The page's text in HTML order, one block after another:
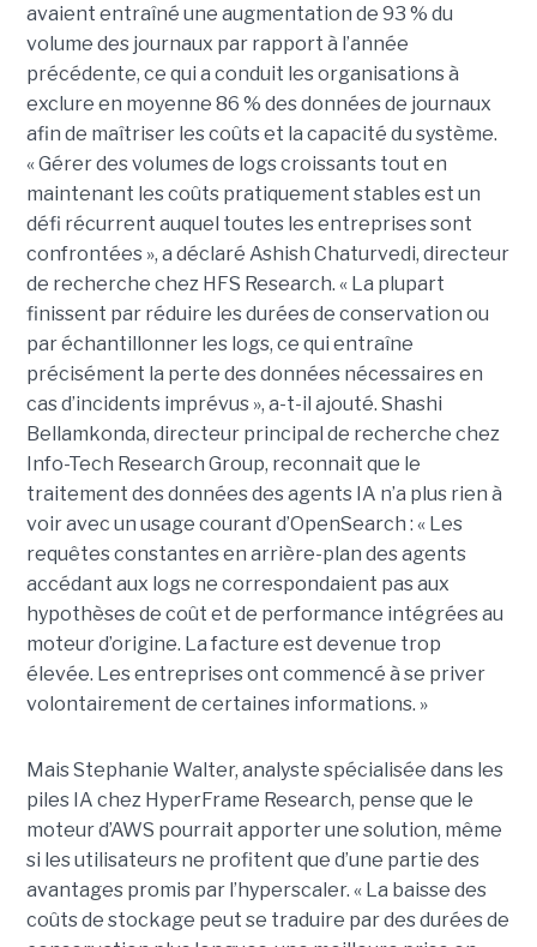
avaient entraîné une augmentation de 93 % du
volume des journaux par rapport à l’année
précédente, ce qui a conduit les organisations à
exclure en moyenne 86 % des données de journaux
afin de maîtriser les coûts et la capacité du système.
« Gérer des volumes de logs croissants tout en
maintenant les coûts pratiquement stables est un
défi récurrent auquel toutes les entreprises sont
confrontées », a déclaré Ashish Chaturvedi, directeur
de recherche chez HFS Research. « La plupart
finissent par réduire les durées de conservation ou
par échantillonner les logs, ce qui entraîne
précisément la perte des données nécessaires en
cas d’incidents imprévus », a-t-il ajouté. Shashi
Bellamkonda, directeur principal de recherche chez
Info-Tech Research Group, reconnait que le
traitement des données des agents IA n’a plus rien à
voir avec un usage courant d’OpenSearch : « Les
requêtes constantes en arrière-plan des agents
accédant aux logs ne correspondaient pas aux
hypothèses de coût et de performance intégrées au
moteur d’origine. La facture est devenue trop
élevée. Les entreprises ont commencé à se priver
volontairement de certaines informations. »
Mais Stephanie Walter, analyste spécialisée dans les
piles IA chez HyperFrame Research, pense que le
moteur d’AWS pourrait apporter une solution, même
si les utilisateurs ne profitent que d’une partie des
avantages promis par l’hyperscaler. « La baisse des
coûts de stockage peut se traduire par des durées de